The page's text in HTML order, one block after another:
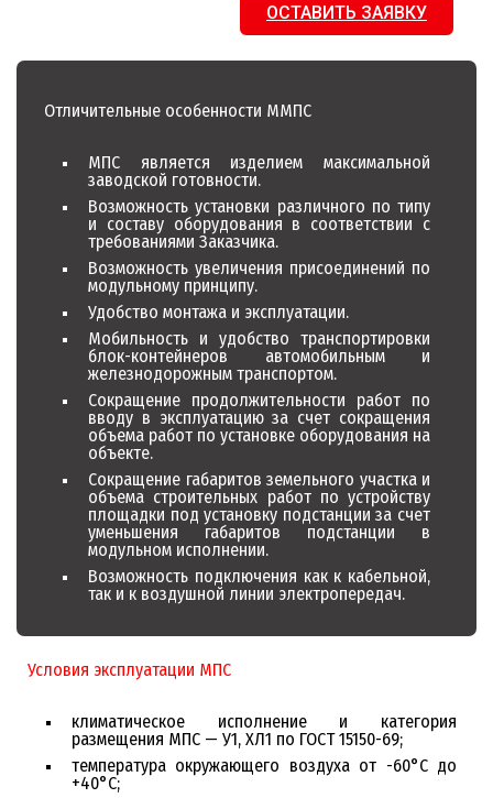
ОСТАВИТЬ ЗАЯВКУ
Отличительные особенности ММПС
МПС является изделием максимальной
заводской готовности.
Возможность установки различного по типу
и составу оборудования в соответствии с
требованиями Заказчика.
Возможность увеличения присоединений по
модульному принципу.
Удобство монтажа и эксплуатации.
Мобильность и удобство транспортировки
блок-контейнеров автомобильным и
железнодорожным транспортом.
Сокращение продолжительности работ по
вводу в эксплуатацию за счет сокращения
объема работ по установке оборудования на
объекте.
Сокращение габаритов земельного участка и
объема строительных работ по устройству
площадки под установку подстанции за счет
уменьшения габаритов подстанции в
модульном исполнении.
Возможность подключения как к кабельной,
так и к воздушной линии электропередач.
Условия эксплуатации МПС
климатическое исполнение и категория
размещения МПС — У1, ХЛ1 по ГОСТ 15150-69;
температура окружающего воздуха от -60°С до
+40°С;